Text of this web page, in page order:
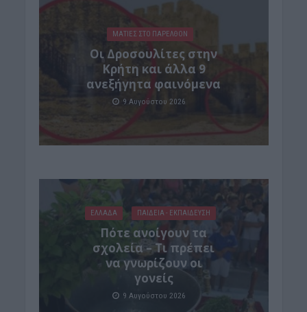
ΜΑΤΙΕΣ ΣΤΟ ΠΑΡΕΛΘΟΝ
Οι Δροσουλίτες στην
Κρήτη και άλλα 9
ανεξήγητα φαινόμενα
9 Αυγούστου 2026
ΕΛΛΑΔΑ ΠΑΙΔΕΙΑ - ΕΚΠΑΙΔΕΥΣΗ
Πότε ανοίγουν τα
σχολεία – Τι πρέπει
να γνωρίζουν οι
γονείς
9 Αυγούστου 2026